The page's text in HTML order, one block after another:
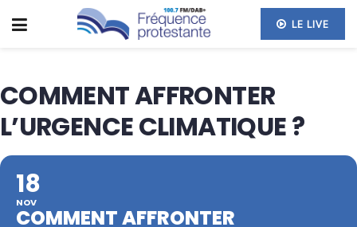
LE LIVE
COMMENT AFFRONTER
L’URGENCE CLIMATIQUE ?
18
NOV
COMMENT AFFRONTER